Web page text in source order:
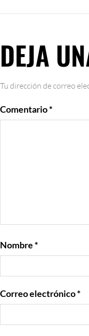
DEJA
Tu dirección de correo
Comentario*
Nombre*
Correo electrónico*